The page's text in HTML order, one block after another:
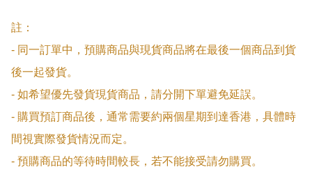
註：
- 同一訂單中，預購商品與現貨商品將在最後一個商品到貨
後一起發貨。
- 如希望優先發貨現貨商品，請分開下單避免延誤。
- 購買預訂商品後，通常需要約兩個星期到達香港，具體時
間視實際發貨情況而定。
- 預購商品的等待時間較長，若不能接受請勿購買。